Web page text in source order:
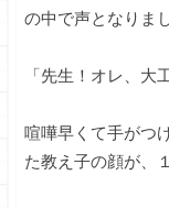
の中で声となりま
「先生！オレ、
喧嘩早くて手がつ
た教え子の顔が、